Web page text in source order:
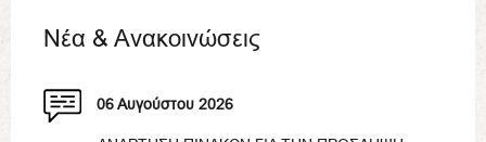
Νέα & Ανακοινώσεις
06 Αυγούστου 2026